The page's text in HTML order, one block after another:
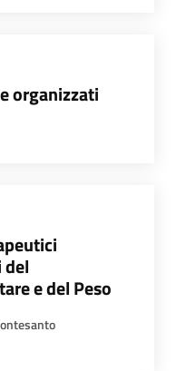
organizzati
e del Peso